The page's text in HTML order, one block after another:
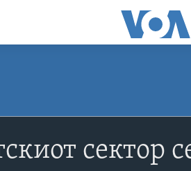
сектор